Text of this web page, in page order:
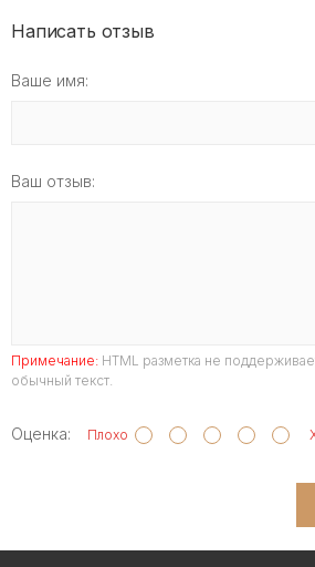
Написать отзыв
Ваше имя:
Ваш отзыв:
Примечание: HTML разметка не
обычный текст.
Оценка: Плохо